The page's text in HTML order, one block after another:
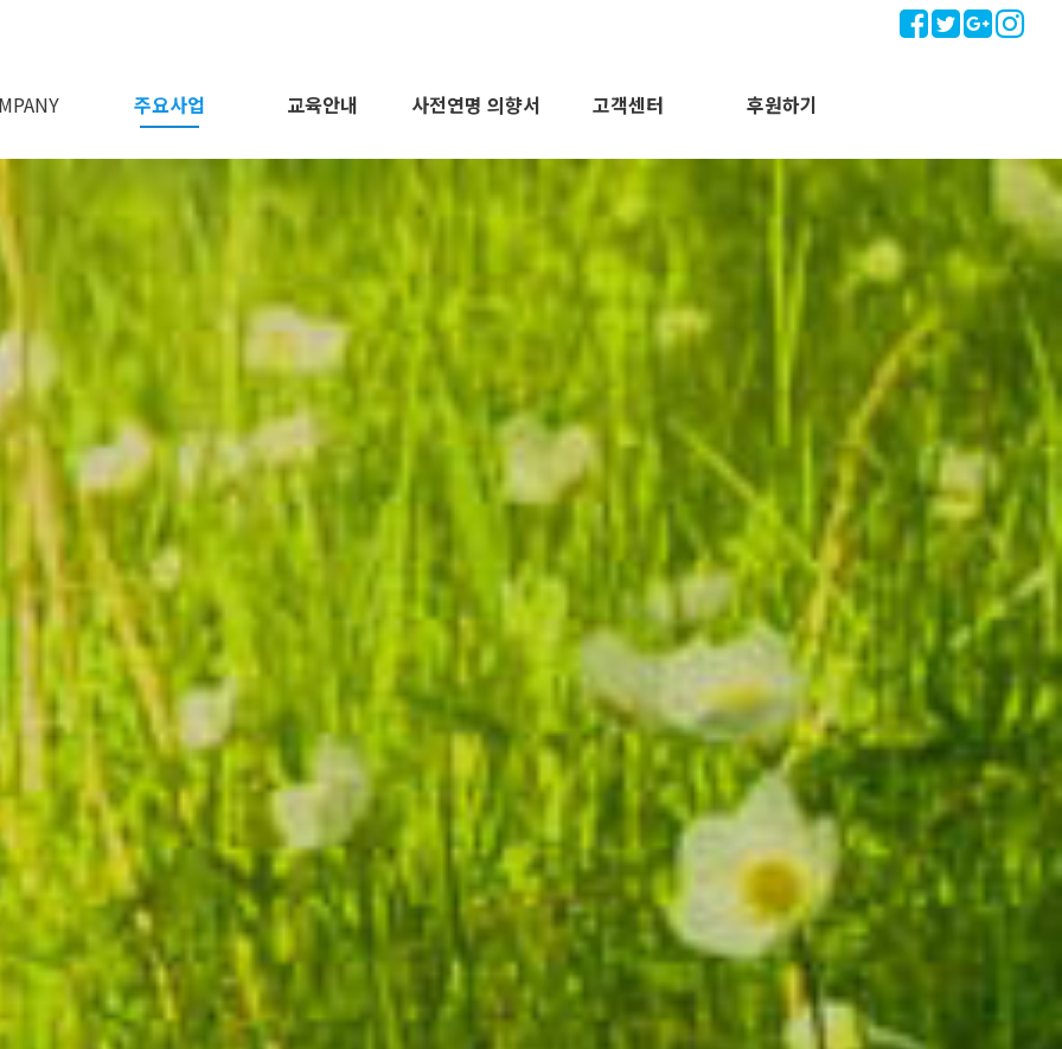
소개
사말
는길
주요사업 교육안내
교육과정 및 자격증
평생교육 동아리
사전연명 의향서
의료의향서 소개
고객센터
공지사항
질문과답변
자유게시판
후원하기
후원하기